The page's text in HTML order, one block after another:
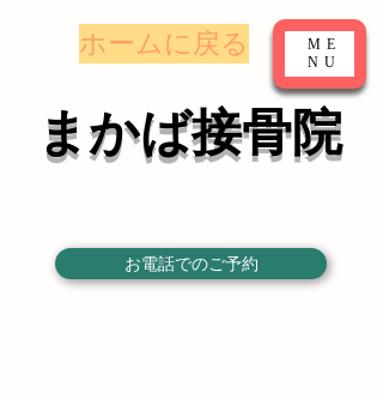
​ホームに戻る
ME
NU
まかば接骨院
お電話でのご予約